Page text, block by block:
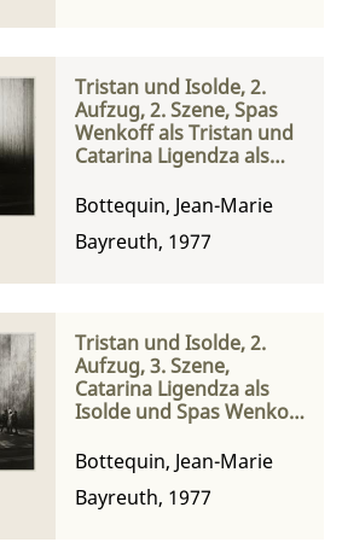
Tristan und Isolde, 2.
Aufzug, 2. Szene, Spas
Wenkoff als Tristan und
Catarina Ligendza als
Bottequin, Jean-Marie
Bayreuth, 1977
Tristan und Isolde, 2.
Aufzug, 3. Szene,
Catarina Ligendza als
Isolde und Spas Wenkoff
Bottequin, Jean-Marie
Bayreuth, 1977